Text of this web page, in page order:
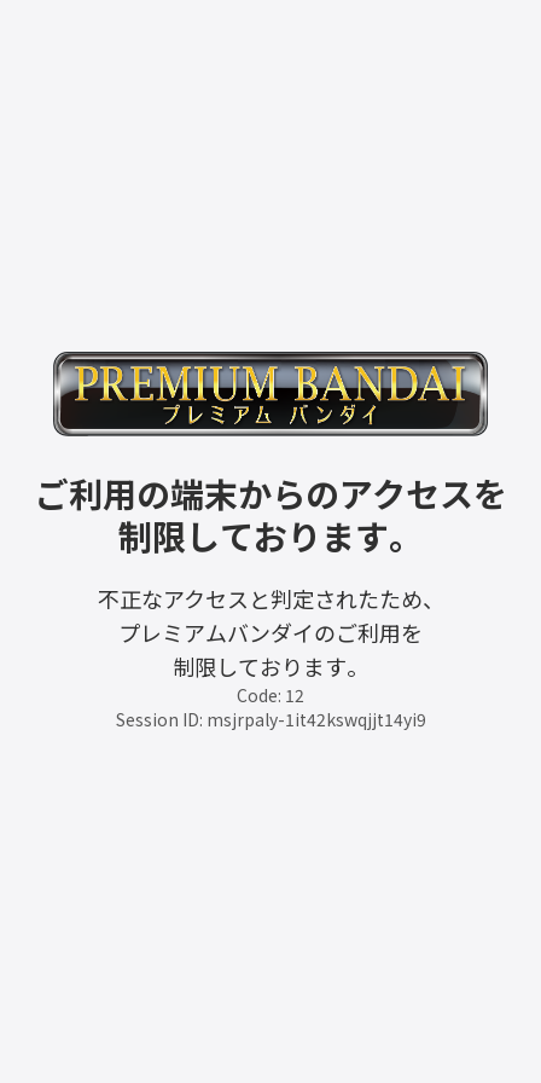
ご利用の端末からのアクセスを
制限しております。
不正なアクセスと判定されたため、
プレミアムバンダイのご利用を
制限しております。
Code: 12
Session ID: msjrpaly-1it42kswqjjt14yi9